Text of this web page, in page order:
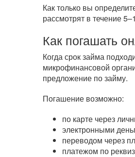
Как только вы
рассмотрят в течение
Как погашать
Когда срок займа
микрофинансовой
предложение по займу.
Погашение возможно:
по карте через
электронными
переводом через
платежом по